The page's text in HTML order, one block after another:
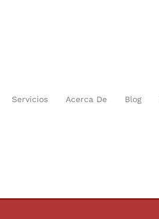
Servicios Acerca De Blog